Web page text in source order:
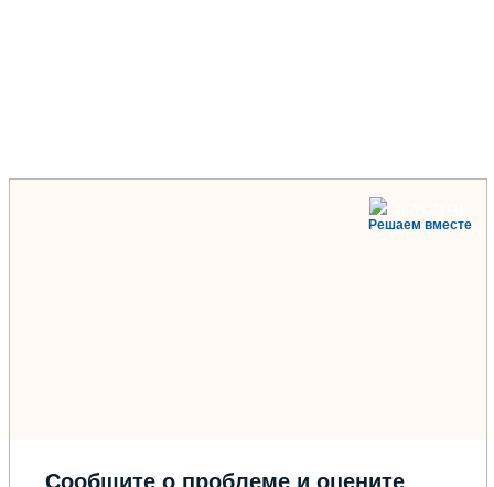
Решаем вместе
Сообщите о проблеме и оцените